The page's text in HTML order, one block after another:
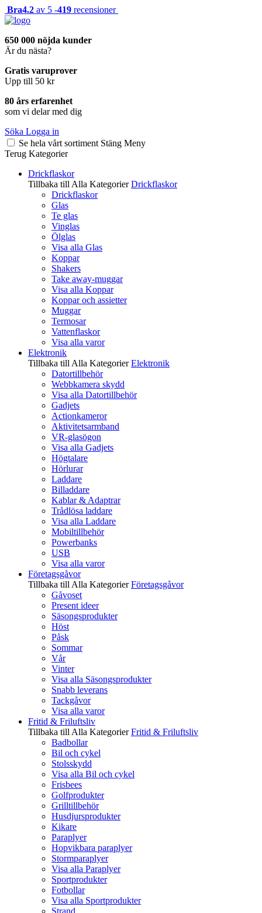
Bra4.2 av 5 -419 recensioner
650 000 nöjda kunder
Är du nästa?
Gratis varuprover
Upp till 50 kr
80 års erfarenhet
som vi delar med dig
Söka Logga in
Se hela vårt sortiment Stäng Meny
Terug Kategorier
Drickflaskor
Tillbaka till Alla Kategorier Drickflaskor
Drickflaskor
Glas
Te glas
Vinglas
Ölglas
Visa alla Glas
Koppar
Shakers
Take away-muggar
Visa alla Koppar
Koppar och assietter
Muggar
Termosar
Vattenflaskor
Visa alla varor
Elektronik
Tillbaka till Alla Kategorier Elektronik
Datortillbehör
Webbkamera skydd
Visa alla Datortillbehör
Gadjets
Actionkameror
Aktivitetsarmband
VR-glasögon
Visa alla Gadjets
Högtalare
Hörlurar
Laddare
Billaddare
Kablar & Adaptrar
Trådlösa laddare
Visa alla Laddare
Mobiltillbehör
Powerbanks
USB
Visa alla varor
Företagsgåvor
Tillbaka till Alla Kategorier Företagsgåvor
Gåvoset
Present ideer
Säsongsprodukter
Höst
Påsk
Sommar
Vår
Vinter
Visa alla Säsongsprodukter
Snabb leverans
Tackgåvor
Visa alla varor
Fritid & Friluftsliv
Tillbaka till Alla Kategorier Fritid & Friluftsliv
Badbollar
Bil och cykel
Stolsskydd
Visa alla Bil och cykel
Frisbees
Golfprodukter
Grilltillbehör
Husdjursprodukter
Kikare
Paraplyer
Hopvikbara paraplyer
Stormparaplyer
Visa alla Paraplyer
Sportprodukter
Fotbollar
Visa alla Sportprodukter
Strand